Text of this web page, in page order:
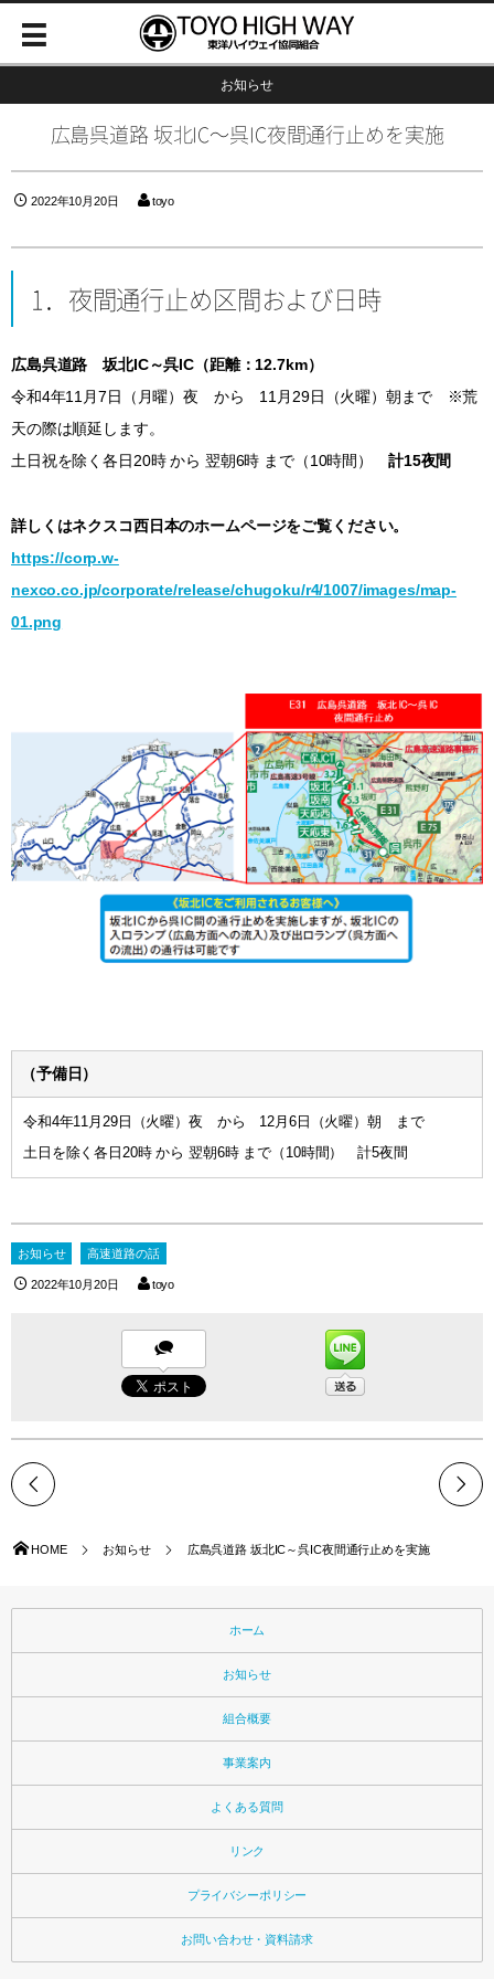
お知らせ
広島呉道路 坂北IC～呉IC夜間通行止めを実施
2022年10月20日 toyo
1．夜間通行止め区間および日時
広島呉道路 坂北IC～呉IC（距離：12.7km）
令和4年11月7日（月曜）夜 から 11月29日（火曜）朝まで ※荒
天の際は順延します。
土日祝を除く各日20時 から 翌朝6時 まで（10時間） 計15夜間
詳しくはネクスコ西日本のホームページをご覧ください。
https://corp.w-
nexco.co.jp/corporate/release/chugoku/r4/1007/images/map-
01.png
（予備日）
令和4年11月29日（火曜）夜 から 12月6日（火曜）朝 まで
土日を除く各日20時 から 翌朝6時 まで（10時間） 計5夜間
お知らせ 高速道路の話
2022年10月20日 toyo
HOME お知らせ 広島呉道路 坂北IC～呉IC夜間通行止めを実施
ホーム
お知らせ
組合概要
事業案内
よくある質問
リンク
プライバシーポリシー
お問い合わせ・資料請求